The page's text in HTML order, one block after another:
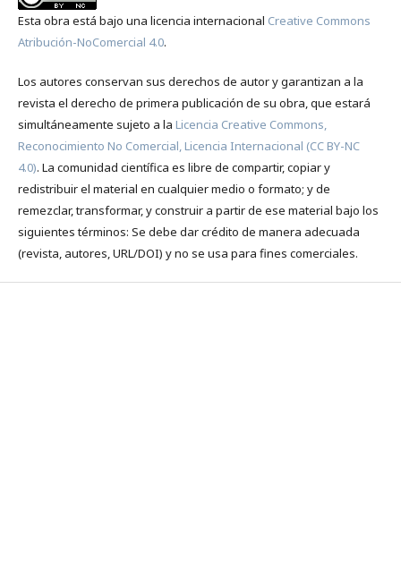
Esta obra está bajo una licencia internacional Creative Commons
Atribución-NoComercial 4.0.
Los autores conservan sus derechos de autor y garantizan a la
revista el derecho de primera publicación de su obra, que estará
simultáneamente sujeto a la Licencia Creative Commons,
Reconocimiento No Comercial, Licencia Internacional (CC BY-NC
4.0). La comunidad científica es libre de compartir, copiar y
redistribuir el material en cualquier medio o formato; y de
remezclar, transformar, y construir a partir de ese material bajo los
siguientes términos: Se debe dar crédito de manera adecuada
(revista, autores, URL/DOI) y no se usa para fines comerciales.